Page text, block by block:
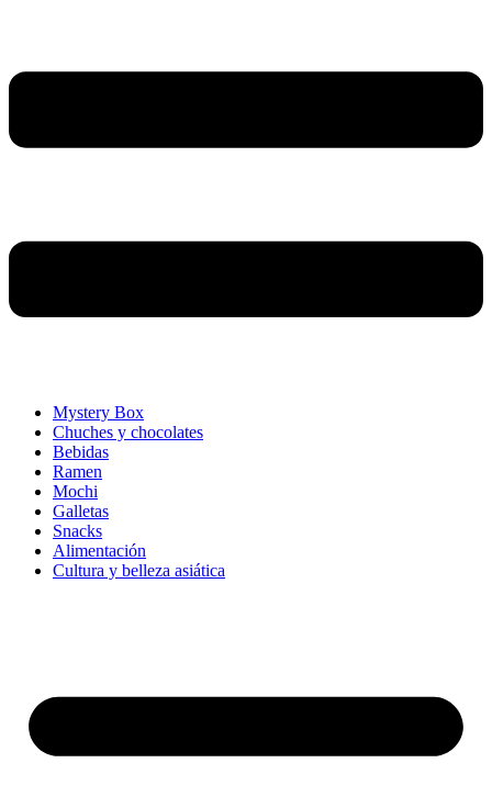
Mystery Box
Chuches y chocolates
Bebidas
Ramen
Mochi
Galletas
Snacks
Alimentación
Cultura y belleza asiática